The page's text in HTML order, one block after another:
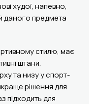
худої, напевно,
даного предмета
стилю, має
штани.
та низу у спорт-
рішення для
підходить для